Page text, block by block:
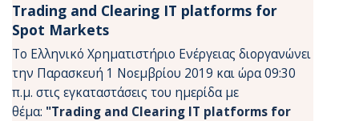
Trading and Clearing IT platforms for
Spot Markets
To Ελληνικό Χρηματιστήριο Ενέργειας διοργανώνει
την Παρασκευή 1 Νοεμβρίου 2019 και ώρα 09:30
π.μ. στις εγκαταστάσεις του ημερίδα με
θέμα: "Trading and Clearing IT platforms for